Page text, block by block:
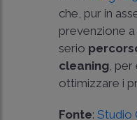
che, pur in
prevenzione
serio
cleaning, per
ottimizzare i
Fonte:Studio